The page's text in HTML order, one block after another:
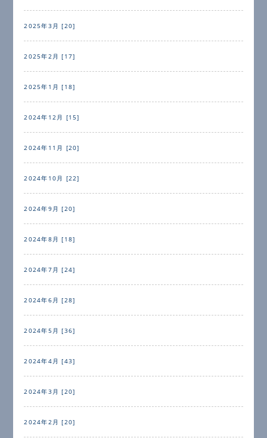
2025年3月 [20]
2025年2月 [17]
2025年1月 [18]
2024年12月 [15]
2024年11月 [20]
2024年10月 [22]
2024年9月 [20]
2024年8月 [18]
2024年7月 [24]
2024年6月 [28]
2024年5月 [36]
2024年4月 [43]
2024年3月 [20]
2024年2月 [20]